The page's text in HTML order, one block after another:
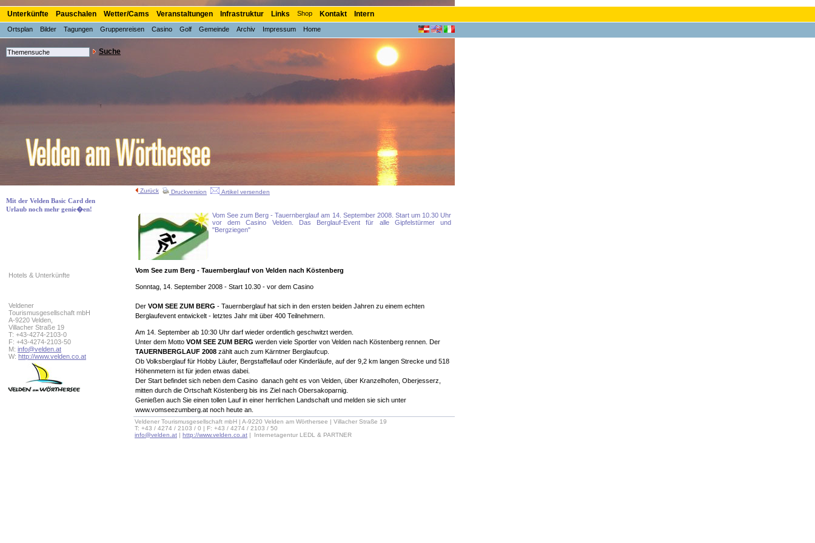
Unterkünfte Pauschalen Wetter/Cams Veranstaltungen Infrastruktur Links Shop Kontakt Intern
Ortsplan Bilder Tagungen Gruppenreisen Casino Golf Gemeinde Archiv Impressum Home
Mit der Velden Basic Card den
Urlaub noch mehr genie�en!
Suche
Hotels & Unterkünfte
Veldener
Tourismusgesellschaft mbH
A-9220 Velden,
Villacher Straße 19
T: +43-4274-2103-0
F: +43-4274-2103-50
M: info@velden.at
W: http://www.velden.co.at
Zurück Druckversion Artikel versenden
Vom See zum Berg - Tauernberglauf am 14. September 2008. Start um 10.30 Uhr
vor dem Casino Velden. Das Berglauf-Event für alle Gipfelstürmer und
"Bergziegen"
Vom See zum Berg - Tauernberglauf von Velden nach Köstenberg
Sonntag, 14. September 2008 - Start 10.30 - vor dem Casino
Der VOM SEE ZUM BERG - Tauernberglauf hat sich in den ersten beiden Jahren zu einem echten
Berglaufevent entwickelt - letztes Jahr mit über 400 Teilnehmern.
Am 14. September ab 10:30 Uhr darf wieder ordentlich geschwitzt werden.
Unter dem Motto VOM SEE ZUM BERG werden viele Sportler von Velden nach Köstenberg rennen. Der
TAUERNBERGLAUF 2008 zählt auch zum Kärntner Berglaufcup.
Ob Volksberglauf für Hobby Läufer, Bergstaffellauf oder Kinderläufe, auf der 9,2 km langen Strecke und 518
Höhenmetern ist für jeden etwas dabei.
Der Start befindet sich neben dem Casino  danach geht es von Velden, über Kranzelhofen, Oberjesserz,
mitten durch die Ortschaft Köstenberg bis ins Ziel nach Obersakoparnig.
Genießen auch Sie einen tollen Lauf in einer herrlichen Landschaft und melden sie sich unter
www.vomseezumberg.at noch heute an.
Veldener Tourismusgesellschaft mbH | A-9220 Velden am Wörthersee | Villacher Straße 19
T: +43 / 4274 / 2103 / 0 | F: +43 / 4274 / 2103 / 50
info@velden.at | http://www.velden.co.at | Internetagentur LEDL & PARTNER